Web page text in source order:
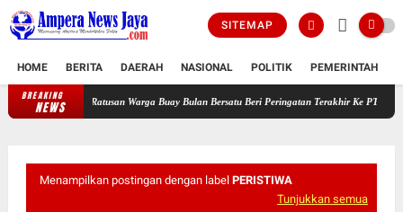
SITEMAP
HOME BERITA DAERAH NASIONAL POLITIK PEMERINTAH
BREAKING
NEWS
Habis! Ratusan Warga Buay Bulan Bersatu Beri Peringatan Terakhir Ke PTPN 1
Menampilkan postingan dengan label PERISTIWA
Tunjukkan semua